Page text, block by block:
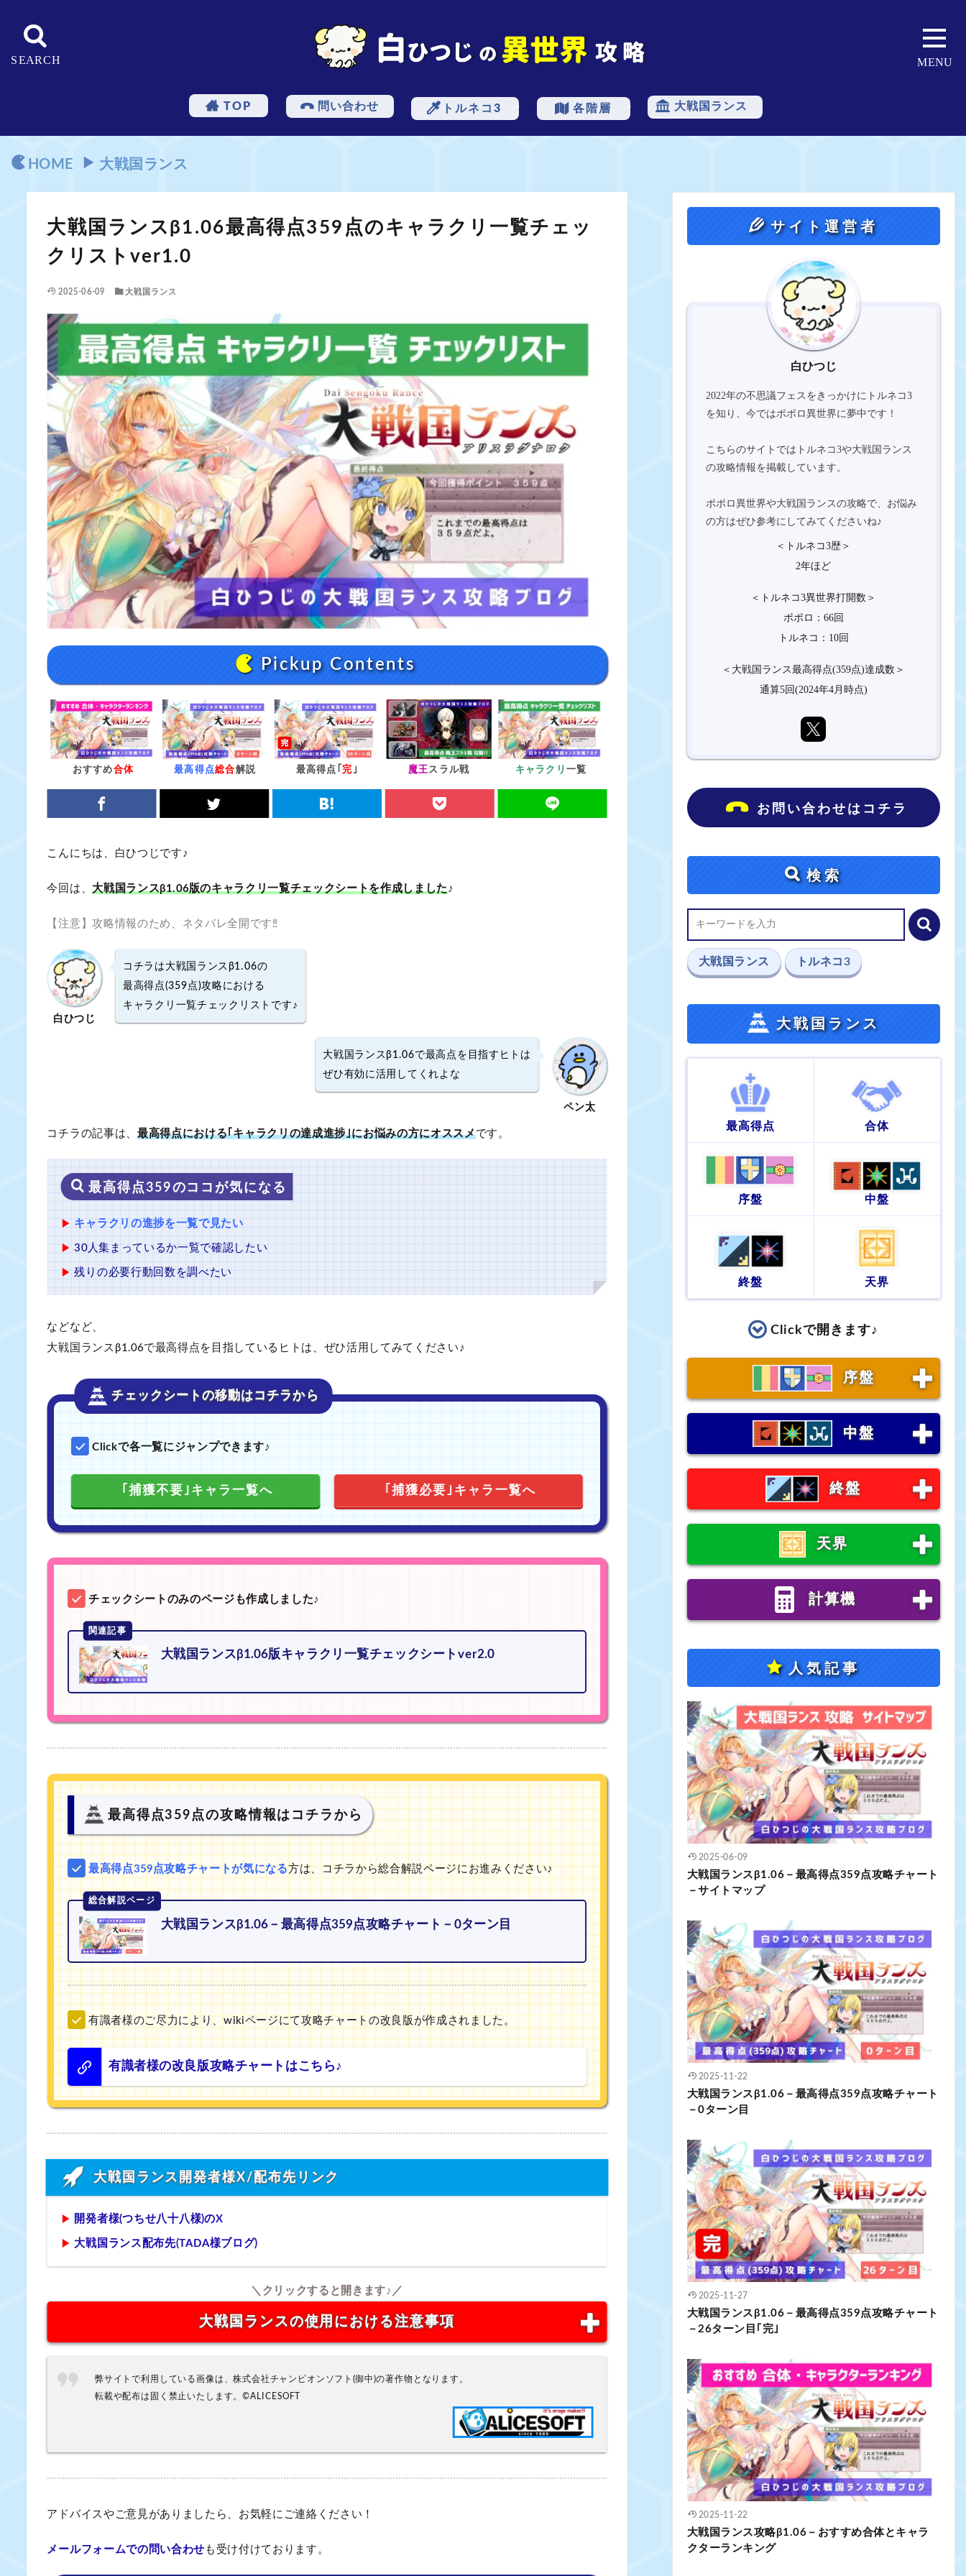
TOP 問い合わせ トルネコ3 各階層
大戦国ランス
HOME 大戦国ランス
大戦国ランスβ1.06最高得点359点のキャラクリ一覧チェッ
クリストver1.0
2025-06-09 大戦国ランス
Pickup Contents
おすすめ合体 最高得点総合解説 最高得点｢完 ｣ 魔王 スラル戦 キャラクリ 一覧
こんにちは、白ひつじです♪
今回は、 大戦国ランスβ1.06版のキャラクリ一覧チェックシートを作成しました♪
【注意】攻略情報のため、ネタバレ全開です‼
白ひつじ
コチラは大戦国ランスβ1.06の
最高得点(359点)攻略における
キャラクリ一覧チェックリストです♪
ペン太
大戦国ランスβ1.06で最高点を目指すヒトは
ぜひ有効に活用してくれよな
コチラの記事は、 最高得点における｢キャラクリの達成進捗｣にお悩みの方にオススメです。
最高得点359のココが気になる
キャラクリの進捗を一覧で見たい
30人集まっているか一覧で確認したい
残りの必要行動回数を調べたい
などなど、
大戦国ランスβ1.06で最高得点を目指しているヒトは、ぜひ活用してみてください♪
チェックシートの移動はコチラから
Clickで各一覧にジャンプできます♪
｢捕獲不要｣キャラ一覧へ ｢捕獲必要｣キャラ一覧へ
チェックシートのみのページも作成しました♪
関連記事
大戦国ランスβ1.06版キャラクリ一覧チェックシートver2.0
最高得点359点の攻略情報はコチラから
最高得点359点攻略チャートが気になる方は、コチラから総合解説ページにお進みください♪
総合解説ページ
大戦国ランスβ1.06－最高得点359点攻略チャート－0ターン目
有識者様のご尽力により、wikiページにて攻略チャートの改良版が作成されました。
有識者様の改良版攻略チャートはこちら♪
大戦国ランス開発者様X/配布先リンク
開発者様(つちせ八十八様)のX
大戦国ランス配布先(TADA様ブログ)
大戦国ランスの使用における注意事項
弊サイトで利用している画像は、株式会社チャンピオンソフト(御中)の著作物となります。
転載や配布は固く禁止いたします。©ALICESOFT
アドバイスやご意見がありましたら、お気軽にご連絡ください！
メールフォームでの問い合わせ も受け付けております。
サイト運営者
白ひつじ
2022年の不思議フェスをきっかけにトルネコ3
を知り、今ではポポロ異世界に夢中です！
こちらのサイトではトルネコ3や大戦国ランス
の攻略情報を掲載しています。
ポポロ異世界や大戦国ランスの攻略で、お悩み
の方はぜひ参考にしてみてくださいね♪
＜トルネコ3歴＞
2年ほど
＜トルネコ3異世界打開数＞
ポポロ：66回
トルネコ：10回
＜大戦国ランス最高得点(359点)達成数＞
通算5回(2024年4月時点)
お問い合わせはコチラ
検索
大戦国ランス トルネコ3
大戦国ランス
最高得点 合体
序盤 中盤
終盤 天界
Clickで開きます♪
序盤
中盤
終盤
天界
計算機
人気記事
2025-06-09
大戦国ランスβ1.06－最高得点359点攻略チャート
－サイトマップ
2025-11-22
大戦国ランスβ1.06－最高得点359点攻略チャート
－0ターン目
2025-11-27
大戦国ランスβ1.06－最高得点359点攻略チャート
－26ターン目｢完｣
2025-11-22
大戦国ランス攻略β1.06－おすすめ合体とキャラ
クターランキング